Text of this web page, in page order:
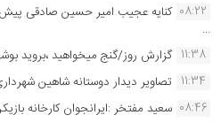
08:22 کنایه عجیب امیر حسین صادقی پیش
...
11:38 گزارش روز/گنج میخواهید ،بروید
11:34 تصاویر دیدار دوستانه شاهین
08:46 سعید مفتخر :ایرانجوان کارخانه